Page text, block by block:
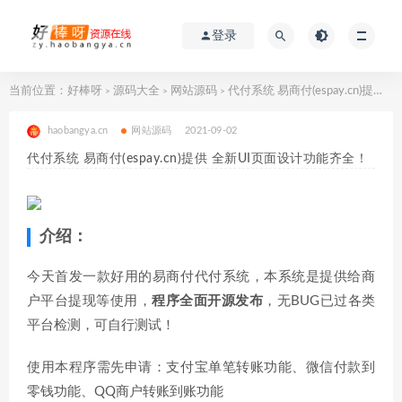
登录
当前位置： 好棒呀 > 源码大全 > 网站源码 > 代付系统 易商付(espay.cn)提供 全新UI页面设计功能齐全！
haobangya.cn 网站源码 2021-09-02
代付系统 易商付(espay.cn)提供 全新UI页面设计功能齐全！
介绍：
今天首发一款好用的易商付代付系统，本系统是提供给商
户平台提现等使用，程序全面开源发布 ，无BUG已过各类
平台检测，可自行测试！
使用本程序需先申请：支付宝单笔转账功能、微信付款到
零钱功能、QQ商户转账到账功能